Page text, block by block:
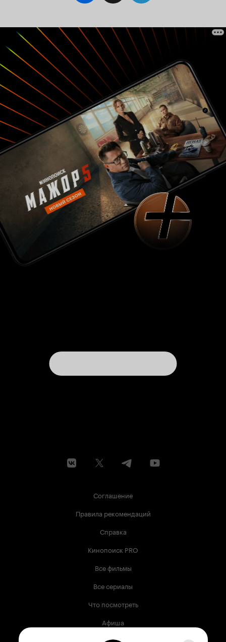
Соглашение
Правила рекомендаций
Справка
Кинопоиск PRO
Все фильмы
Все сериалы
Что посмотреть
Афиша
Музыка